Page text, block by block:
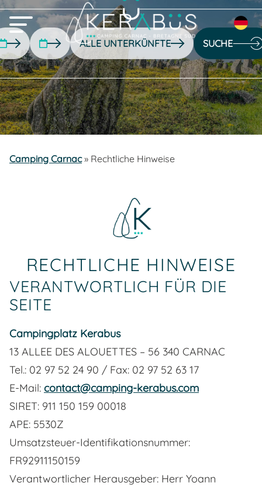
SUCHE
Camping Carnac» Rechtliche Hinweise
RECHTLICHE HINWEISE
VERANTWORTLICH FÜR DIE
SEITE
Campingplatz Kerabus
13 ALLEE DES ALOUETTES – 56 340 CARNAC
Tel.: 02 97 52 24 90 / Fax: 02 97 52 63 17
E-Mail: contact@camping-kerabus.com
SIRET: 911 150 159 00018
APE: 5530Z
Umsatzsteuer-Identifikationsnummer:
FR92911150159
Verantwortlicher Herausgeber: Herr Yoann